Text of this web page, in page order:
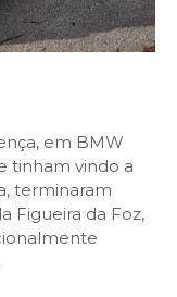
em BMW
tinham vindo a
terminaram
Figueira da Foz,